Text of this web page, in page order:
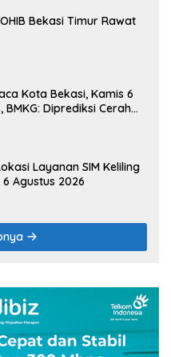
Bekasi Timur Rawat
Kota Bekasi, Kamis 6
BMKG: Diprediksi Cerah
Layanan SIM Keliling
Agustus 2026